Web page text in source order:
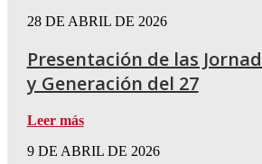
28 DE ABRIL DE 2026
Presentación de las
y Generación del 27
Leer más
9 DE ABRIL DE 2026